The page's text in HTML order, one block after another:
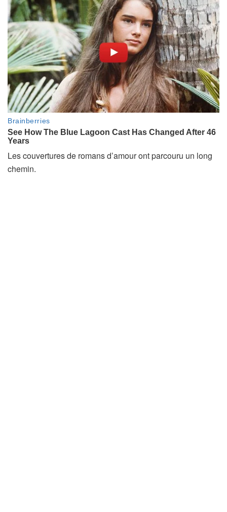
Les couvertures de romans d’amour ont parcouru un long
chemin.